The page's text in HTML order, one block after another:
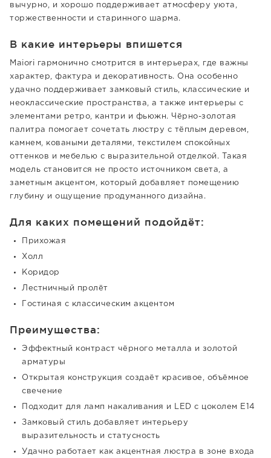
вычурно, и хорошо поддерживает атмосферу уюта,
торжественности и старинного шарма.
В какие интерьеры впишется
Maiori гармонично смотрится в интерьерах, где важны
характер, фактура и декоративность. Она особенно
удачно поддерживает замковый стиль, классические и
неоклассические пространства, а также интерьеры с
элементами ретро, кантри и фьюжн. Чёрно-золотая
палитра помогает сочетать люстру с тёплым деревом,
камнем, коваными деталями, текстилем спокойных
оттенков и мебелью с выразительной отделкой. Такая
модель становится не просто источником света, а
заметным акцентом, который добавляет помещению
глубину и ощущение продуманного дизайна.
Для каких помещений подойдёт:
Прихожая
Холл
Коридор
Лестничный пролёт
Гостиная с классическим акцентом
Преимущества:
Эффектный контраст чёрного металла и золотой
арматуры
Открытая конструкция создаёт красивое, объёмное
свечение
Подходит для ламп накаливания и LED с цоколем E14
Замковый стиль добавляет интерьеру
выразительность и статусность
Удачно работает как акцентная люстра в зоне входа